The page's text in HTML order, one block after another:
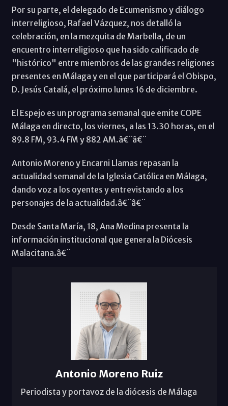
Por su parte, el delegado de Ecumenismo y diálogo
interreligioso, Rafael Vázquez, nos detalló la
celebración, en la mezquita de Marbella, de un
encuentro interreligioso que ha sido calificado de
"histórico" entre miembros de las grandes religiones
presentes en Málaga y en el que participará el Obispo,
D. Jesús Catalá, el próximo lunes 16 de diciembre.
El Espejo es un programa semanal que emite COPE
Málaga en directo, los viernes, a las 13.30 horas, en el
89.8 FM, 93.4 FM y 882 AM.â€¨â€¨
Antonio Moreno y Encarni Llamas repasan la
actualidad semanal de la Iglesia Católica en Málaga,
dando voz a los oyentes y entrevistando a los
personajes de la actualidad.â€¨â€¨
Desde Santa María, 18, Ana Medina presenta la
información institucional que genera la Diócesis
Malacitana.â€¨
Antonio Moreno Ruiz
Periodista y portavoz de la diócesis de Málaga